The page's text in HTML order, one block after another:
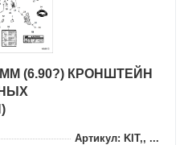
(6.90?) КРОНШТЕЙН
Артикул: KIT,, ...